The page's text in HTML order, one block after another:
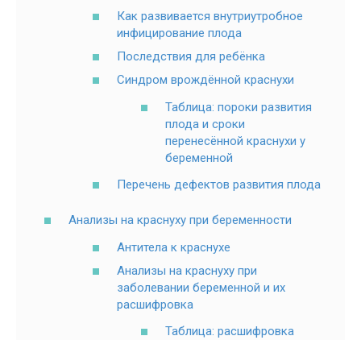
Как развивается внутриутробное
инфицирование плода
Последствия для ребёнка
Синдром врождённой краснухи
Таблица: пороки развития
плода и сроки
перенесённой краснухи у
беременной
Перечень дефектов развития плода
Анализы на краснуху при беременности
Антитела к краснухе
Анализы на краснуху при
заболевании беременной и их
расшифровка
Таблица: расшифровка